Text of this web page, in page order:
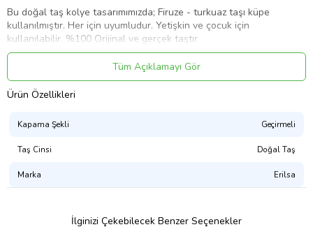
Bu doğal taş kolye tasarımımızda; Firuze - turkuaz taşı küpe
kullanılmıştır. Her için uyumludur. Yetişkin ve çocuk için
kullanılabilir. %100 Orijinal ve gerçek taştır
Üretildiği Taş
:
Firuze - Turkuaz
Ana Renk
Sertifikalı Mı?
Orijinallik Sertifikalı ve Garanti Belgesi İle Gönderilir.
Tüm Açıklamayı Gör
Ürün Özellikleri
Kapama Şekli Geçirmeli
Taş Cinsi Doğal Taş
Marka Erilsa
İlginizi Çekebilecek Benzer Seçenekler